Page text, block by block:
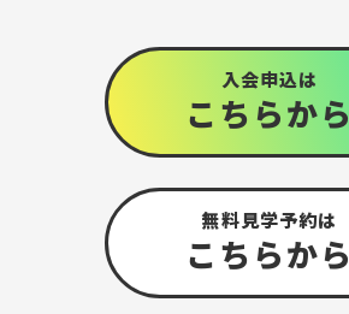
入会申込は
こちらから
無料見学予約は
こちらから